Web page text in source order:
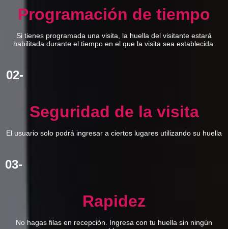
Programación de tiempo
Si tienes programada una visita, la huella del visitante estará
habilitada durante el tiempo en el que la visita sea establecida.
02-
Seguridad de la visita
El usuario solo podrá ingresar a ciertos lugares utilizando su huella
03-
Rapidez
No hagas filas en recepción. Ingresa con tu huella sin ningún